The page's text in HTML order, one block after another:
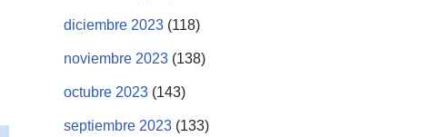
diciembre 2023 (118)
noviembre 2023 (138)
octubre 2023 (143)
septiembre 2023 (133)